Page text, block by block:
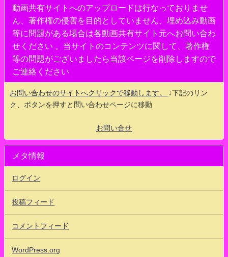
動画共有サイトへのアップロードは行なっておりませ
ん、著作権の侵害を目的としていません、埋め込み動画
等に問題がある場合は各動画共有サイト元へお問い合わ
せください 。当サイトのコンテンツに関して、著作権
等の問題がございましたら当該ページを削除しますので
ご連絡ください
お問い合わせのサイトへクリックで移動します。
↓下記のリン
ク、ボタンを押すと問い合わせページに移動
お問い合せ
メタ情報
ログイン
投稿フィード
コメントフィード
WordPress.org